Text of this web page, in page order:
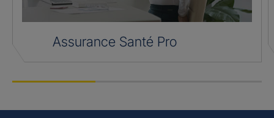
Assurance Santé Pro